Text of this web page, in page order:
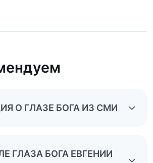
О ГЛАЗЕ БОГА ИЗ СМИ
ГЛАЗА БОГА ЕВГЕНИИ